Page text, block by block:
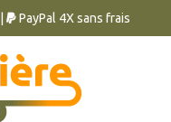
PayPal 4X sans frais